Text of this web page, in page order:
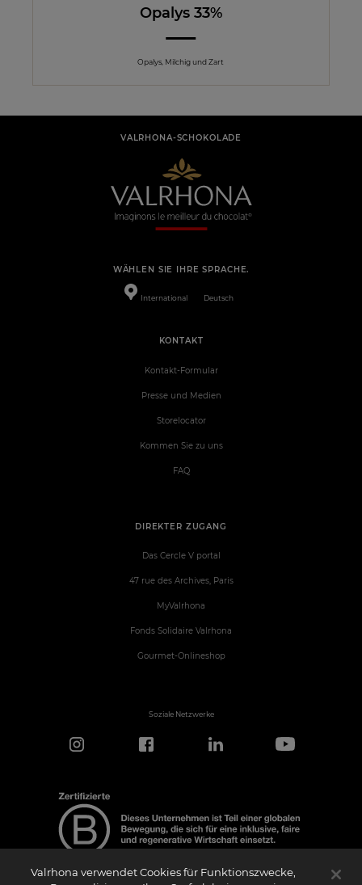
Opalys 33%
Opalys, Milchig und Zart
VALRHONA-SCHOKOLADE
WÄHLEN SIE IHRE SPRACHE.
International Deutsch
DIREKTER ZUGANG
Das Cercle V portal
47 rue des Archives, Paris
MyValrhona
Fonds Solidaire Valrhona
Gourmet-Onlineshop
KONTAKT
Kontakt-Formular
Presse und Medien
Storelocator
Kommen Sie zu uns
FAQ
Soziale Netzwerke
Valrhona verwendet Cookies für Funktionszwecke,